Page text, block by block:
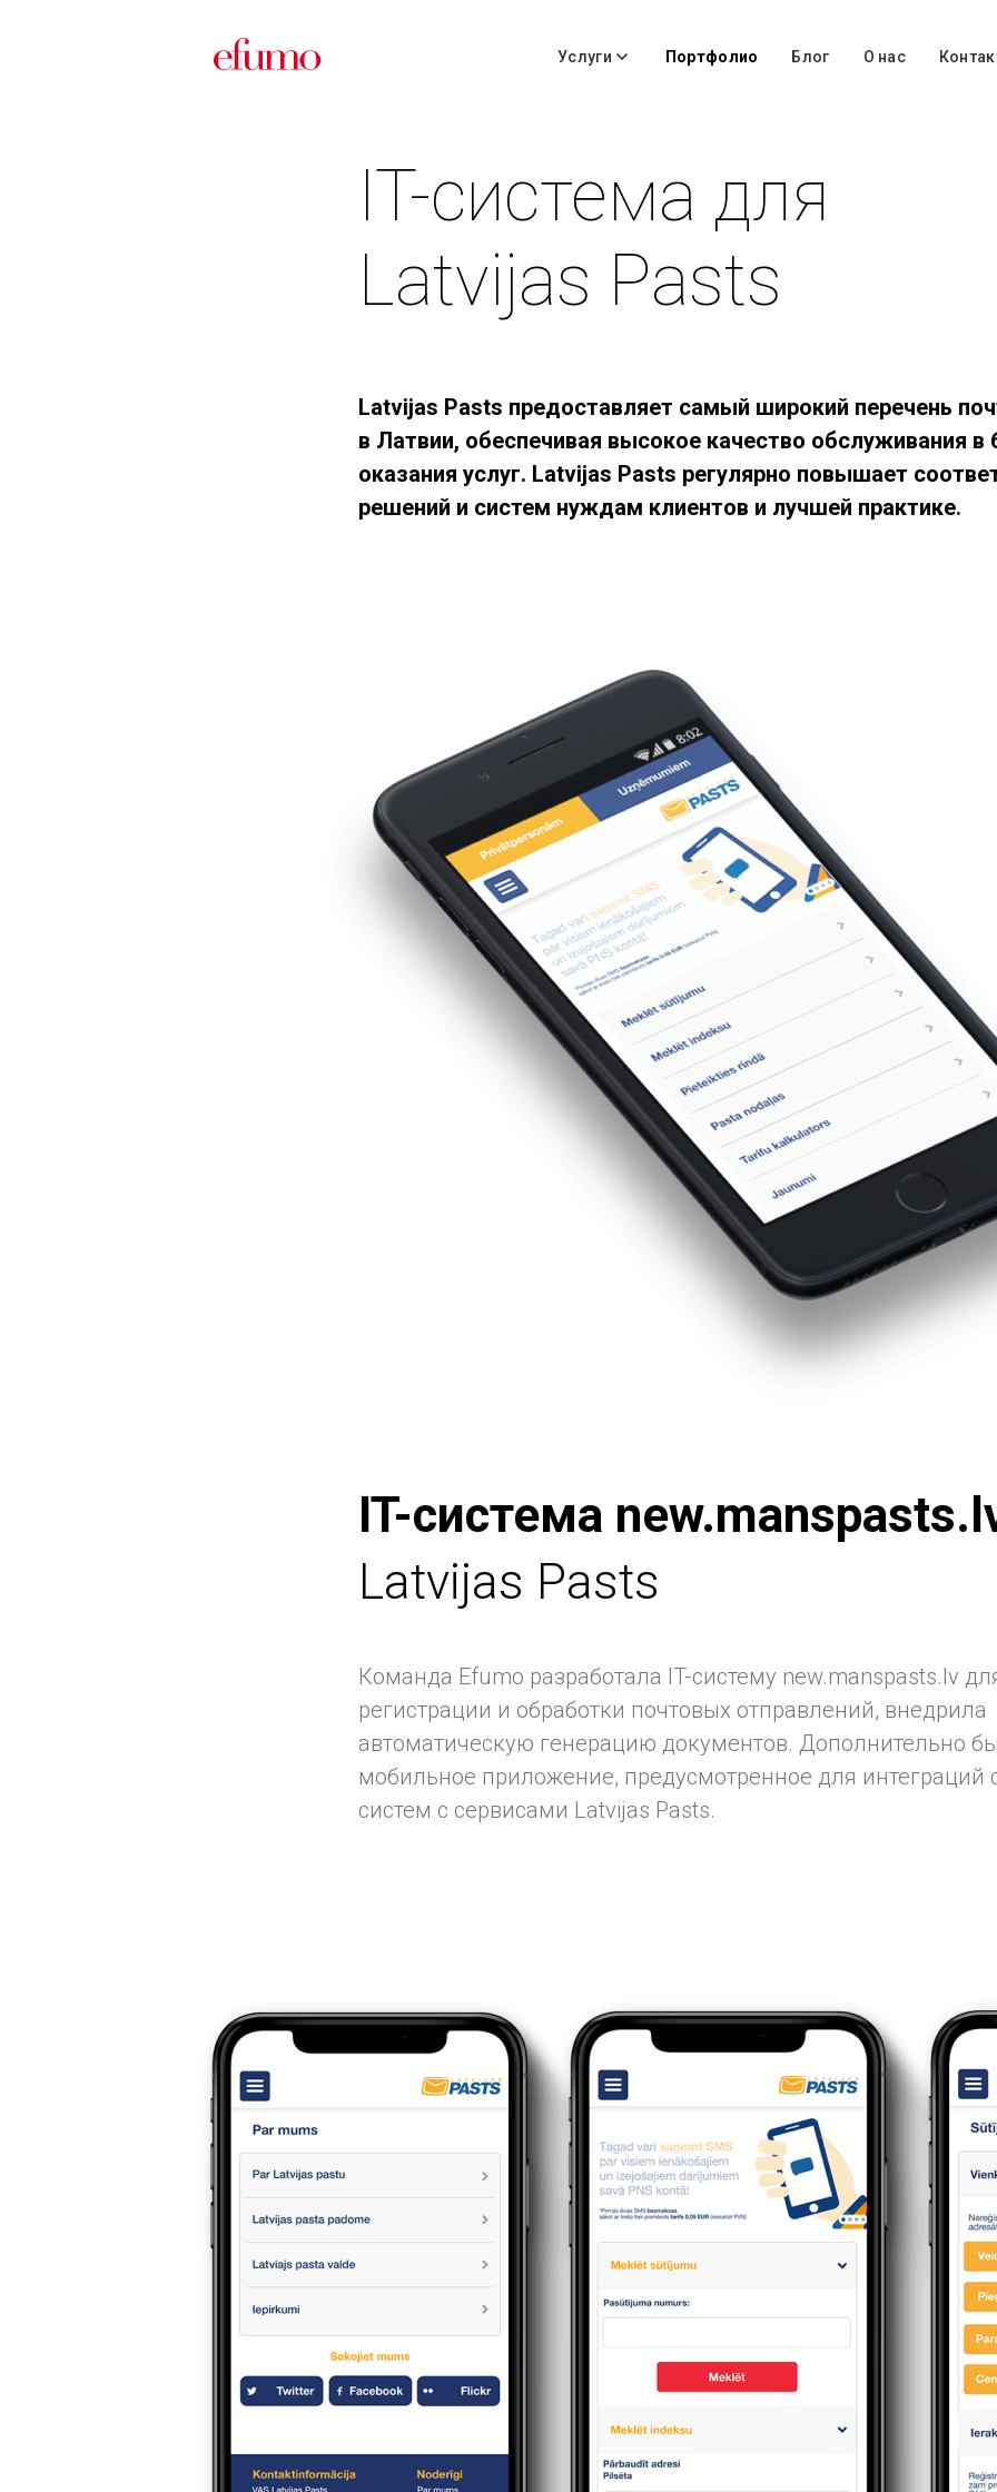
Услуги Портфолио Блог О нас
IT-система для
Latvijas Pasts
Latvijas Pasts предоставляет самый широкий перечень
в Латвии, обеспечивая высокое качество обслуживания в
оказания услуг. Latvijas Pasts регулярно повышает
решений и систем нуждам клиентов и лучшей практике.
IT-система
Latvijas Pasts
Команда Efumo разработала IT-систему new.manspasts.lv
регистрации и обработки почтовых отправлений, внедрила
автоматическую генерацию документов. Дополнительно
мобильное приложение, предусмотренное для интеграций
систем с сервисами Latvijas Pasts.